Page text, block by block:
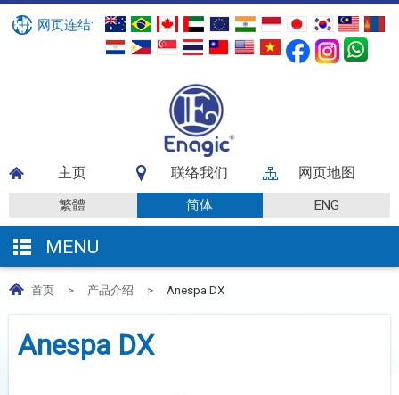
网页连结:
主页 联络我们 网页地图
繁體 简体 ENG
MENU
首页 > 产品介绍 > Anespa DX
Anespa DX